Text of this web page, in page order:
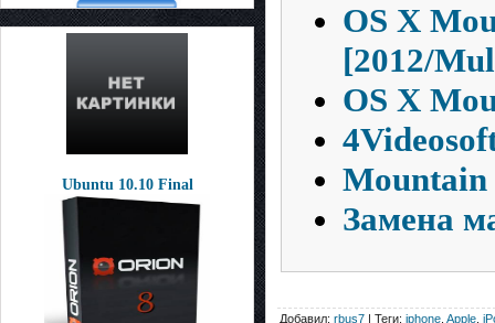
Ubuntu 10.10 Final
OS X
[2012/
OS X
Mountain
Замена
Добавил: rbus7 | Теги: iphone Apple